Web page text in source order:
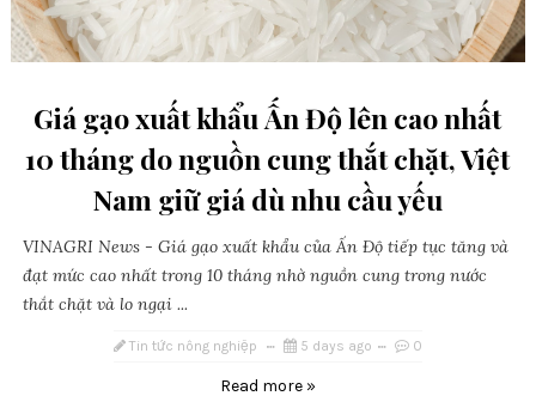
Giá gạo xuất khẩu Ấn Độ lên cao nhất
10 tháng do nguồn cung thắt chặt, Việt
Nam giữ giá dù nhu cầu yếu
VINAGRI News - Giá gạo xuất khẩu của Ấn Độ tiếp tục tăng và
đạt mức cao nhất trong 10 tháng nhờ nguồn cung trong nước
thắt chặt và lo ngại ...
Tin tức nông nghiệp 5 days ago 0
Read more »